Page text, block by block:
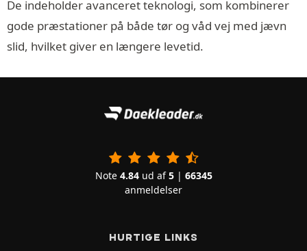
De indeholder avanceret teknologi, som kombinerer
gode præstationer på både tør og våd vej med jævn
slid, hvilket giver en længere levetid.
Note 4.84ud af5| 66345
anmeldelser
HURTIGE LINKS